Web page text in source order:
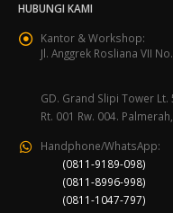
HUBUNGI KAMI
Kantor & Workshop:
Jl. Anggrek Rosliana VII
GD. Grand Slipi Tower Lt.
Rt. 001 Rw. 004.
Handphone/WhatsApp:
(0811-9189-098)
(0811-8996-998)
(0811-1047-797)